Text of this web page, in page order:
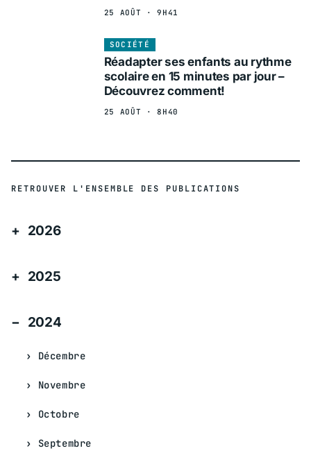
25 AOÛT · 9H41
SOCIÉTÉ
Réadapter ses enfants au rythme
scolaire en 15 minutes par jour –
Découvrez comment!
25 AOÛT · 8H40
RETROUVER L'ENSEMBLE DES PUBLICATIONS
2026
2025
2024
Décembre
Novembre
Octobre
Septembre